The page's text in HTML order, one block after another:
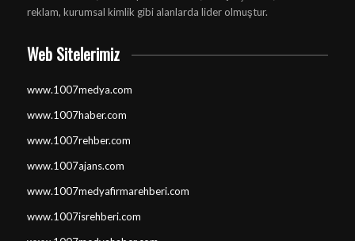
reklam, kurumsal kimlik gibi alanlarda lider olmuştur.
Web Sitelerimiz
www.1007medya.com
www.1007haber.com
www.1007rehber.com
www.1007ajans.com
www.1007medyafirmarehberi.com
www.1007isrehberi.com